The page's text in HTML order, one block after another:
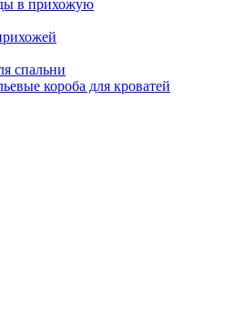
в прихожую
спальни
короба для кроватей